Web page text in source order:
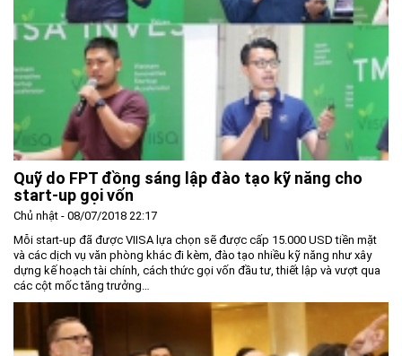
Quỹ do FPT đồng sáng lập đào tạo kỹ năng cho
start-up gọi vốn
Chủ nhật - 08/07/2018 22:17
Mỗi start-up đã được VIISA lựa chọn sẽ được cấp 15.000 USD tiền mặt
và các dịch vụ văn phòng khác đi kèm, đào tạo nhiều kỹ năng như xây
dựng kế hoạch tài chính, cách thức gọi vốn đầu tư, thiết lập và vượt qua
các cột mốc tăng trưởng…